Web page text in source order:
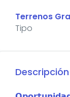
Terrenos
Tipo
Descripción